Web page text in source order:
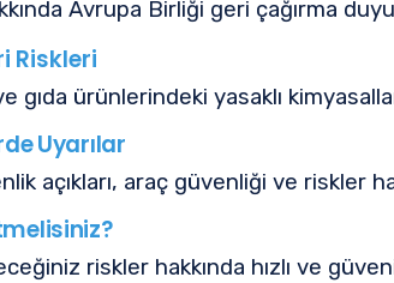
Avrupa Birliği geri çağırma
Riskleri
gıda ürünlerindeki yasaklı
Uyarılar
açıkları, araç güvenliği ve riskler
riskler hakkında hızlı ve